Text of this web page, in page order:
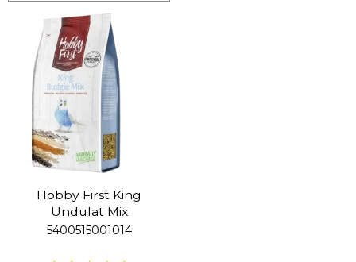
Hobby First King
Undulat Mix
5400515001014